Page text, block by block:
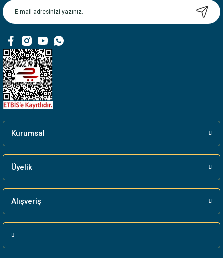
Ürün bilgilerinde hatalar bulunuyor.
Bu ürüne benzer farklı alternatifler olmalı.
Kurumsal
Üyelik
Alışveriş